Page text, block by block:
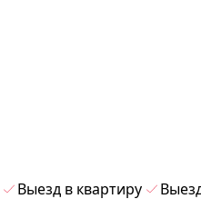
Выезд в квартиру